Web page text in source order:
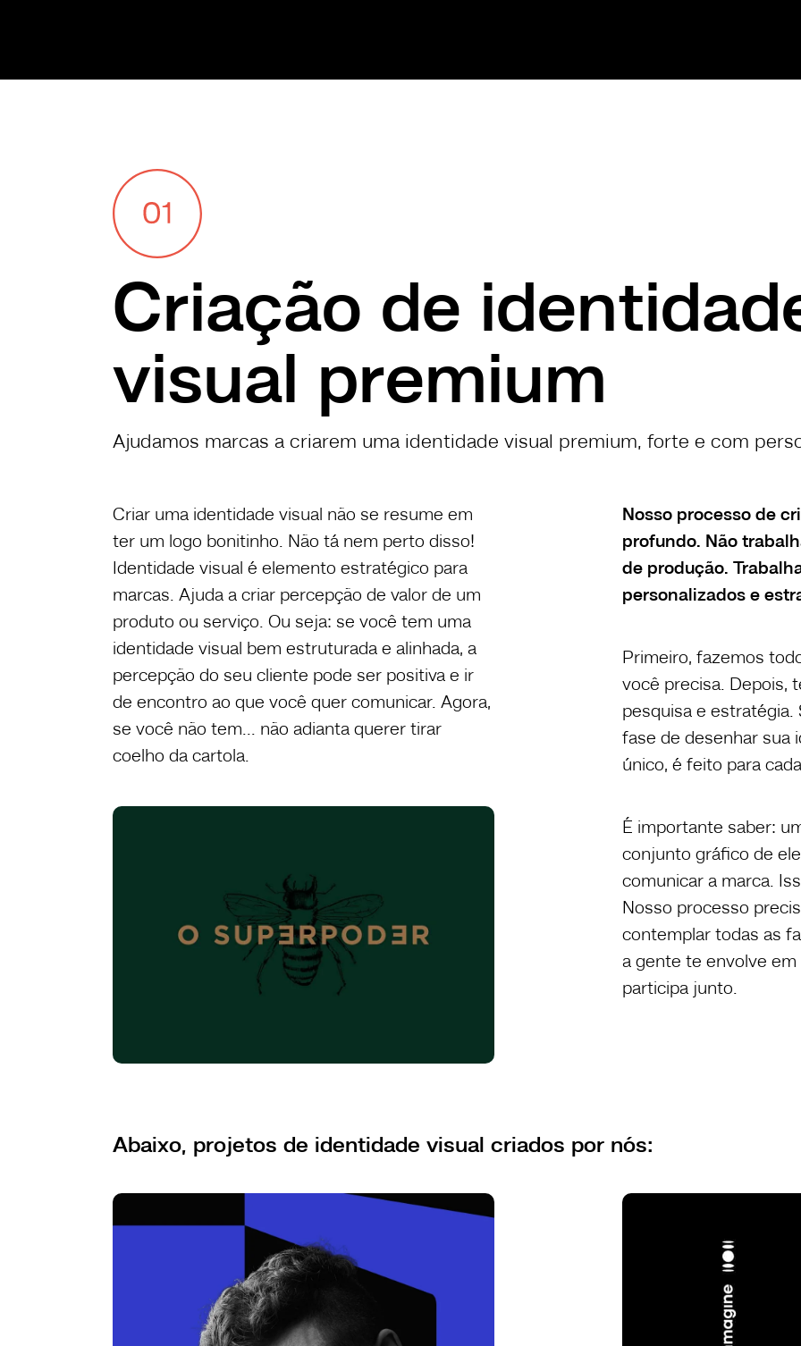
Criação de
visual premium
Ajudamos marcas a criarem uma identidade visual premium, forte e com
Criar uma identidade visual não se resume em
ter um logo bonitinho. Não tá nem perto disso!
Identidade visual é elemento estratégico para
marcas. Ajuda a criar percepção de valor de um
produto ou serviço. Ou seja: se você tem uma
identidade visual bem estruturada e alinhada, a
percepção do seu cliente pode ser positiva e ir
de encontro ao que você quer comunicar. Agora,
se você não tem... não adianta querer tirar
coelho da cartola.
Nosso processo de
profundo. Não
de produção.
personalizados e
Primeiro, fazemos
você precisa. Depois,
pesquisa e estratégia.
fase de desenhar sua
único, é feito para
É importante saber:
conjunto gráfico de
comunicar a marca.
Nosso processo
contemplar todas as
a gente te envolve
participa junto.
Abaixo, projetos de identidade visual criados por nós: